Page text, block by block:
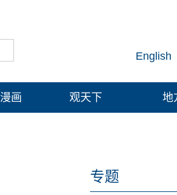
English
漫画 观天下 地
专题